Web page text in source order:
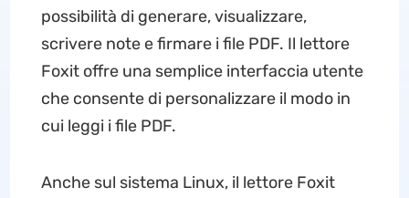
possibilità di generare, visualizzare,
scrivere note e firmare i file PDF. Il lettore
Foxit offre una semplice interfaccia utente
che consente di personalizzare il modo in
cui leggi i file PDF.
Anche sul sistema Linux, il lettore Foxit